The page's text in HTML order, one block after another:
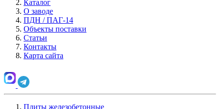
Каталог
О заводе
ПДН / ПАГ-14
Объекты поставки
Статьи
Контакты
Карта сайта
Плиты железобетонные